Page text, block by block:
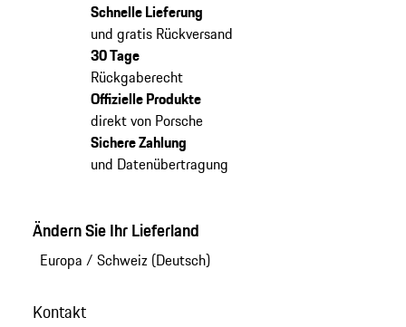
Schnelle Lieferung
und gratis Rückversand
30 Tage
Rückgaberecht
Offizielle Produkte
direkt von Porsche
Sichere Zahlung
und Datenübertragung
Ändern Sie Ihr Lieferland
Europa / Schweiz (Deutsch)
Kontakt